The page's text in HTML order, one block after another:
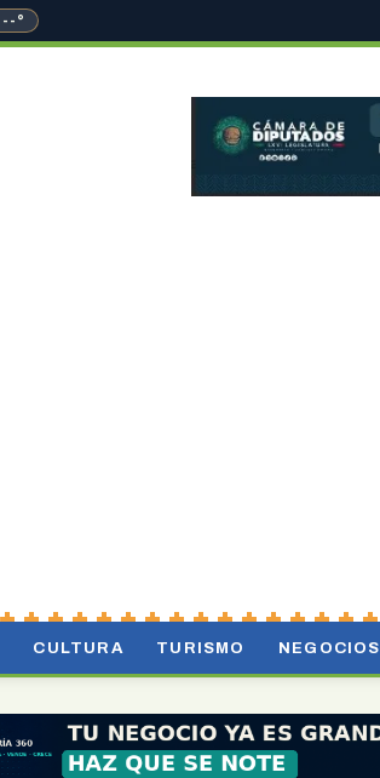
--°
CULTURA TURISMO NEGOCIOS